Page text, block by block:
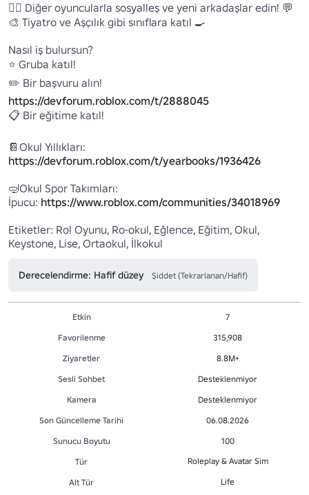
🙋‍♂️ Diğer oyuncularla sosyalleş ve yeni arkadaşlar edin! 💬
🎨 Tiyatro ve Aşçılık gibi sınıflara katıl 🍳
Nasıl iş bulursun?
⭐ Gruba katıl!
https://devforum.roblox.com/t/2888045
📋 Bir eğitime katıl!
https://devforum.roblox.com/t/yearbooks/1936426
🤿Okul Spor Takımları:
İpucu: https://www.roblox.com/communities/34018969
Etiketler: Rol Oyunu, Ro-okul, Eğlence, Eğitim, Okul,
Keystone, Lise, Ortaokul, İlkokul
Derecelendirme: Hafif düzey Şiddet (Tekrarlanan/Hafif)
Etkin
7
Favorilenme
315,908
Ziyaretler
8.8M+
Sesli Sohbet
Desteklenmiyor
Kamera
Desteklenmiyor
Son Güncelleme Tarihi
06.08.2026
Sunucu Boyutu
100
Tür
Roleplay & Avatar Sim
Alt Tür Life